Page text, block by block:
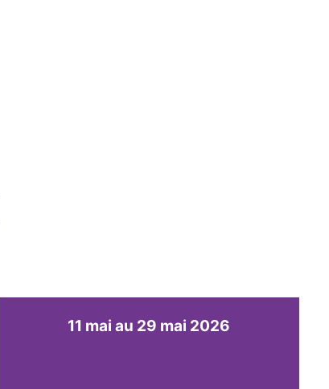
11 mai au 29 mai 2026